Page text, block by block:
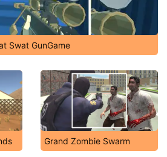
Swat GunGame
Grand Zombie Swarm